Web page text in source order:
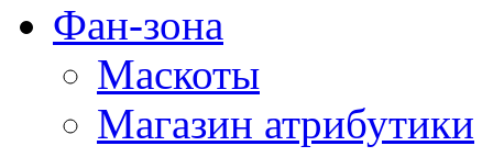
Фан-зона
Маскоты
Магазин атрибутики